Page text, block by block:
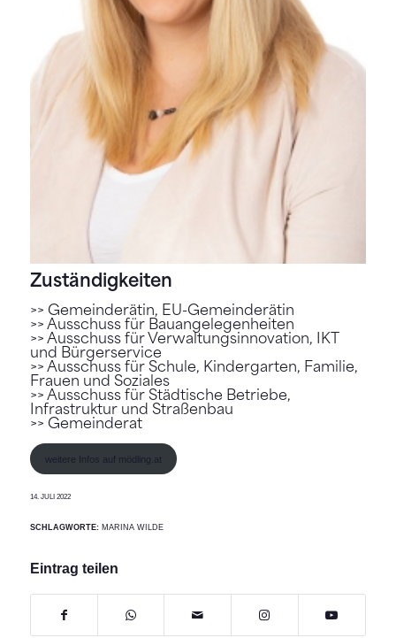
Zuständigkeiten
>> Gemeinderätin, EU-Gemeinderätin
>> Ausschuss für Bauangelegenheiten
>> Ausschuss für Verwaltungsinnovation, IKT
und Bürgerservice
>> Ausschuss für Schule, Kindergarten, Familie,
Frauen und Soziales
>> Ausschuss für Städtische Betriebe,
Infrastruktur und Straßenbau
>> Gemeinderat
weitere Infos auf mödling.at
14. JULI 2022
SCHLAGWORTE: MARINA WILDE
Eintrag teilen